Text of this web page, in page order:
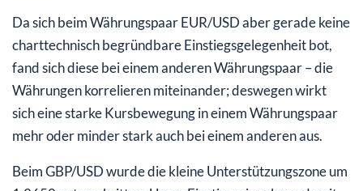
Da sich beim Währungspaar EUR/USD aber gerade keine
charttechnisch begründbare Einstiegsgelegenheit bot,
fand sich diese bei einem anderen Währungspaar – die
Währungen korrelieren miteinander; deswegen wirkt
sich eine starke Kursbewegung in einem Währungspaar
mehr oder minder stark auch bei einem anderen aus.
Beim GBP/USD wurde die kleine Unterstützungszone um